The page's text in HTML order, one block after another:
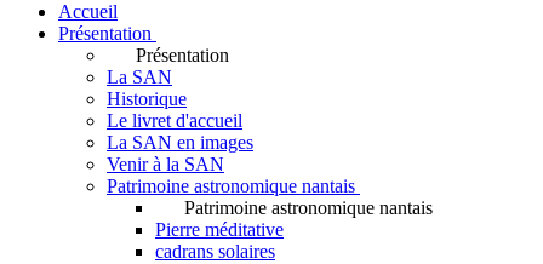
Accueil
Présentation
Présentation
La SAN
Historique
Le livret d'accueil
La SAN en images
Venir à la SAN
Patrimoine astronomique nantais
Patrimoine astronomique nantais
Pierre méditative
cadrans solaires